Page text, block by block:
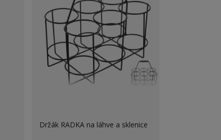
Držák RADKA na láhve a sklenice